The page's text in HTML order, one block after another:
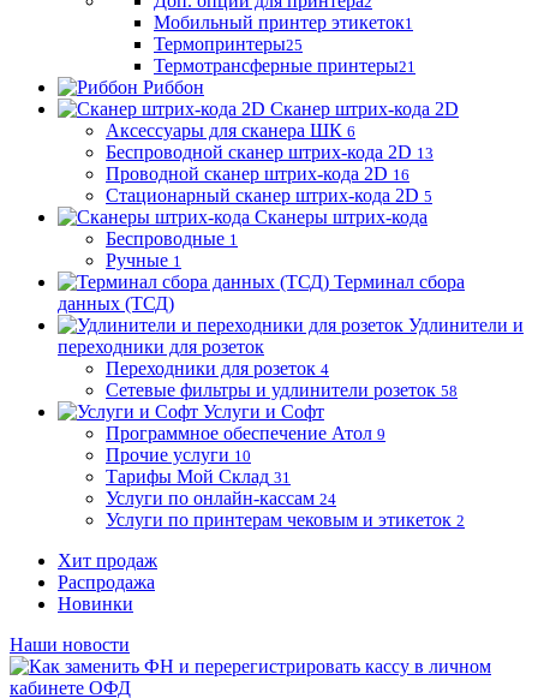
Мобильный принтер этикеток1
Термопринтеры25
Термотрансферные принтеры21
Риббон
Сканер штрих-кода 2D
Аксессуары для сканера ШК 6
Беспроводной сканер штрих-кода 2D 13
Проводной сканер штрих-кода 2D 16
Стационарный сканер штрих-кода 2D 5
Сканеры штрих-кода
Беспроводные 1
Ручные 1
Терминал сбора
данных (ТСД)
Удлинители и
переходники для розеток
Переходники для розеток 4
Сетевые фильтры и удлинители розеток 58
Услуги и Софт
Программное обеспечение Атол 9
Прочие услуги 10
Тарифы Мой Склад 31
Услуги по онлайн-кассам 24
Услуги по принтерам чековым и этикеток 2
Хит продаж
Распродажа
Новинки
Наши новости